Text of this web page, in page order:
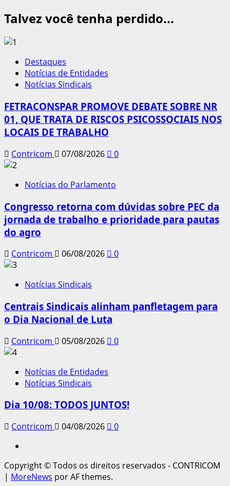
Talvez você tenha perdido...
Destaques
Notícias de Entidades
Notícias Sindicais
FETRACONSPAR PROMOVE DEBATE SOBRE NR
01, QUE TRATA DE RISCOS PSICOSSOCIAIS NOS
LOCAIS DE TRABALHO
Contricom 07/08/2026 0
Notícias do Parlamento
Congresso retorna com dúvidas sobre PEC da
jornada de trabalho e prioridade para pautas
do agro
Contricom 06/08/2026 0
Notícias Sindicais
Centrais Sindicais alinham panfletagem para
o Dia Nacional de Luta
Contricom 05/08/2026 0
Notícias de Entidades
Notícias Sindicais
Dia 10/08: TODOS JUNTOS!
Contricom 04/08/2026
0
Copyright © Todos os direitos reservados - CONTRICOM
| MoreNews por AF themes.